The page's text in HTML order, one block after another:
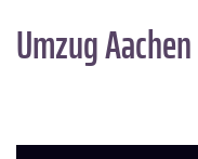
Umzug Aachen